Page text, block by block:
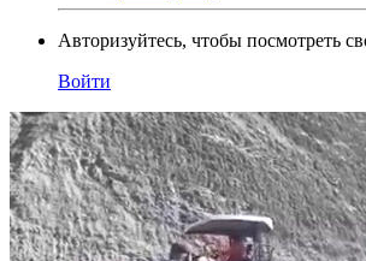
Авторизуйтесь, чтобы посмотреть
Войти